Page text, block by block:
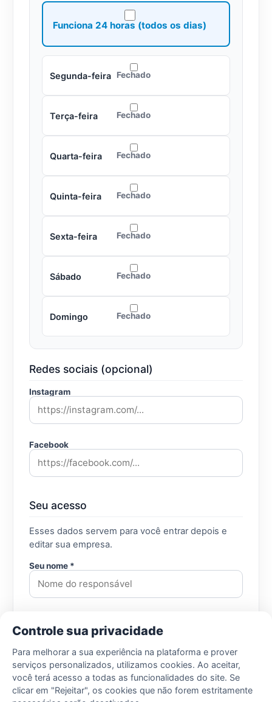
Funciona 24 horas (todos os dias)
Segunda-feira Fechado
Terça-feira Fechado
Quarta-feira Fechado
Quinta-feira Fechado
Sexta-feira Fechado
Sábado Fechado
Domingo Fechado
Redes sociais (opcional)
Instagram
Facebook
Seu acesso
Esses dados servem para você entrar depois e
editar sua empresa.
Seu nome *
Senha *
Controle sua privacidade
Para melhorar a sua experiência na plataforma e prover
serviços personalizados, utilizamos cookies. Ao aceitar,
você terá acesso a todas as funcionalidades do site. Se
clicar em "Rejeitar", os cookies que não forem estritamente